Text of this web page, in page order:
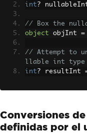
int?
// Box the
object objInt =
// Attempt to
llable int type
int? resultInt
Conversiones
definidas por el